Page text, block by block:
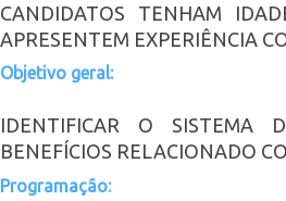
CANDIDATOS TENHAM
APRESENTEM EXPERIÊNCIA
Objetivo geral:
IDENTIFICAR O SISTEMA
BENEFÍCIOS RELACIONADO
Programação: